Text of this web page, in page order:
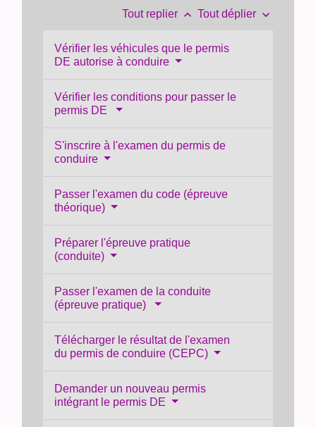
Tout replier keyboard_arrow_up Tout déplier keyboard_arrow_down
Vérifier les véhicules que le permis
DE autorise à conduire
Vérifier les conditions pour passer le
permis DE
S'inscrire à l'examen du permis de
conduire
Passer l'examen du code (épreuve
théorique)
Préparer l'épreuve pratique
(conduite)
Passer l'examen de la conduite
(épreuve pratique)
Télécharger le résultat de l'examen
du permis de conduire (CEPC)
Demander un nouveau permis
intégrant le permis DE